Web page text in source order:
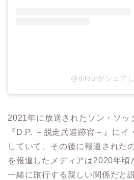
@difsulがシェア
2021年に放送されたソン・ソッ
『D.P. －脱走兵追跡官－』にイ
していて、その後に報道された
を報道したメディアは2020年頃
一緒に旅行する親しい関係だと